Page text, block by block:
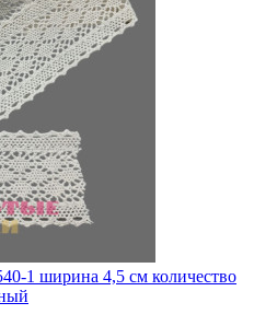
1 ширина 4,5 см количество